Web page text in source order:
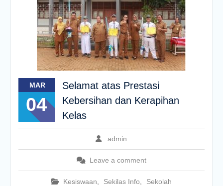
MAR
04
Selamat atas Prestasi
Kebersihan dan Kerapihan
Kelas
admin
Leave a comment
Kesiswaan Sekilas Info
Sekolah